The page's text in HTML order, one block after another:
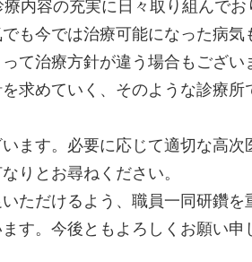
内容の充実に日々取り組んでお
も今では治療可能になった病気
て治療方針が違う場合もござい
求めていく、そのような診療所
ます。必要に応じて適切な高次
りとお尋ねください。
ただけるよう、職員一同研鑽を
す。今後ともよろしくお願い申